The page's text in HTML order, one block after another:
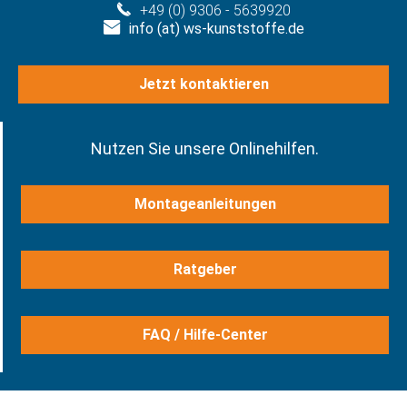
+49 (0) 9306 - 5639920
info (at) ws-kunststoffe.de
Jetzt kontaktieren
Nutzen Sie unsere Onlinehilfen.
Montageanleitungen
Ratgeber
FAQ / Hilfe-Center